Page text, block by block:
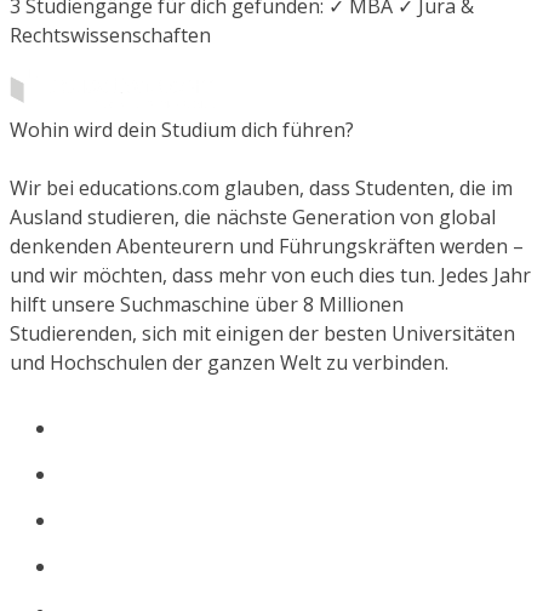
3 Studiengänge für dich gefunden: ✓ MBA ✓ Jura &
Rechtswissenschaften
Wohin wird dein Studium dich führen?
Wir bei educations.com glauben, dass Studenten, die im
Ausland studieren, die nächste Generation von global
denkenden Abenteurern und Führungskräften werden –
und wir möchten, dass mehr von euch dies tun. Jedes Jahr
hilft unsere Suchmaschine über 8 Millionen
Studierenden, sich mit einigen der besten Universitäten
und Hochschulen der ganzen Welt zu verbinden.